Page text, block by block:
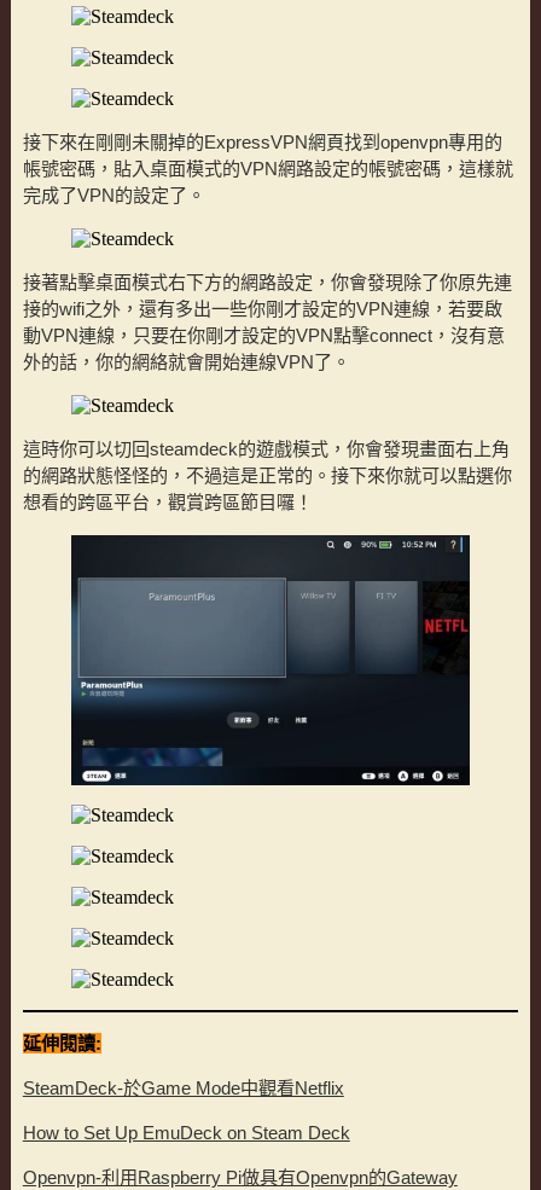
接下來在剛剛未關掉的ExpressVPN網頁找到openvpn專用的
帳號密碼，貼入桌面模式的VPN網路設定的帳號密碼，這樣就
完成了VPN的設定了。
接著點擊桌面模式右下方的網路設定，你會發現除了你原先連
接的wifi之外，還有多出一些你剛才設定的VPN連線，若要啟
動VPN連線，只要在你剛才設定的VPN點擊connect，沒有意
外的話，你的網絡就會開始連線VPN了。
這時你可以切回steamdeck的遊戲模式，你會發現畫面右上角
的網路狀態怪怪的，不過這是正常的。接下來你就可以點選你
想看的跨區平台，觀賞跨區節目囉！
延伸閱讀:
SteamDeck-於Game Mode中觀看Netflix
How to Set Up EmuDeck on Steam Deck
Openvpn-利用Raspberry Pi做具有Openvpn的Gateway